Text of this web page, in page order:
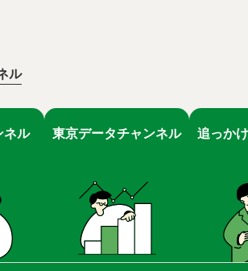
ル